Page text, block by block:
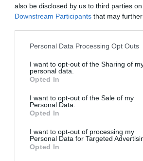
also be disclosed by us to third parties
Downstream Participants that may
Personal Data Processing Opt Outs
I want to opt-out of the Sharing of
personal data.
Opted In
I want to opt-out of the Sale of my
Personal Data.
Opted In
I want to opt-out of processing my
Personal Data for Targeted
Opted In
Share This Post: 0
Deixe um comentário
O seu endereço de email não será
obrigatórios marcados com
Comentário*
Nome